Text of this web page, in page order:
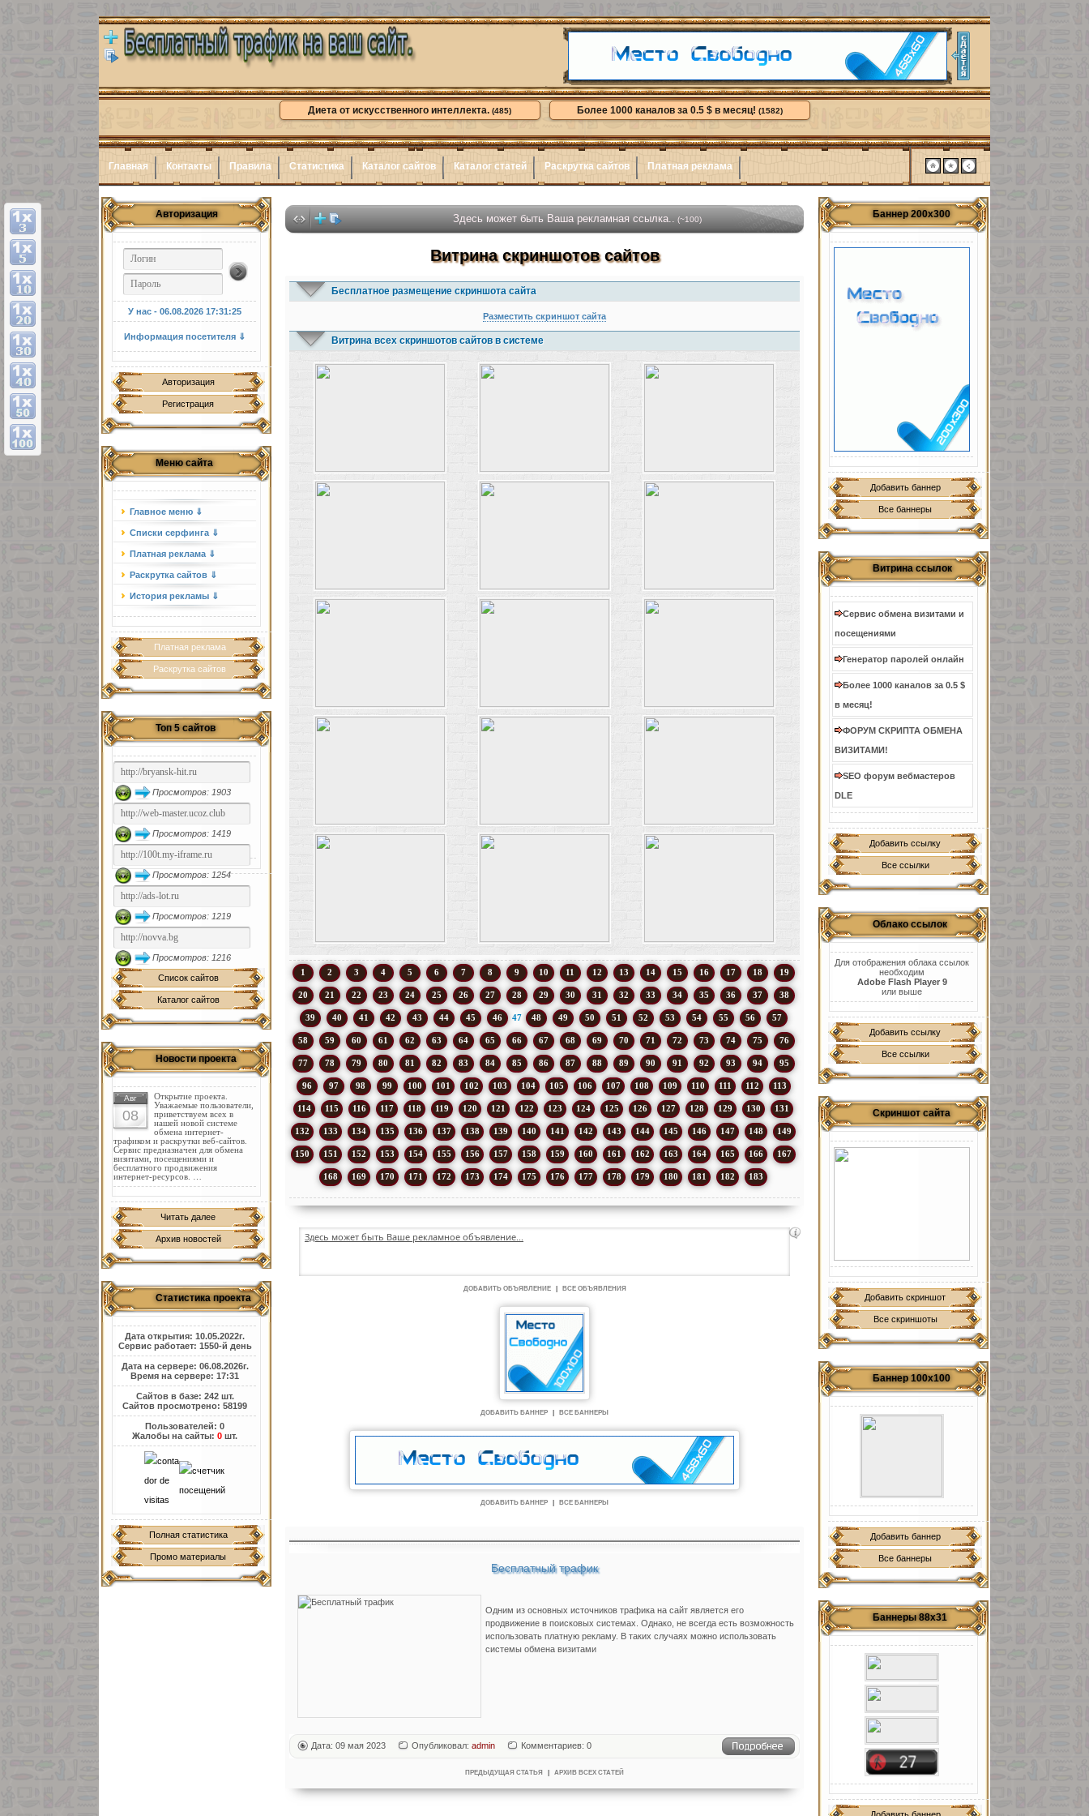
Диета от искусственного интеллекта. (485) Более 1000 каналов за 0.5 $ в месяц! (1582)
Главная Контакты Правила Статистика Каталог сайтов Каталог статей Раскрутка сайтов Платная реклама
Авторизация
У нас - 06.08.202617:31:26
Информация посетителя ⇓
Авторизация
Регистрация
Меню сайта
Главное меню ⇓
Списки серфинга ⇓
Платная реклама ⇓
Раскрутка сайтов ⇓
История рекламы ⇓
Платная реклама
Раскрутка сайтов
Топ 5 сайтов
Просмотров: 1903
Просмотров: 1419
Просмотров: 1254
Просмотров: 1219
Просмотров: 1216
Список сайтов
Каталог сайтов
Новости проекта
Авг
08
Открытие проекта.
Уважаемые пользователи,
приветствуем всех в
нашей новой системе
обмена интернет-
трафиком и раскрутки веб-сайтов.
Сервис предназначен для обмена
визитами, посещениями и
бесплатного продвижения
интернет-ресурсов. …
Читать далее
Архив новостей
Статистика проекта
Дата открытия: 10.05.2022г.
Сервис работает: 1550-й день
Дата на сервере: 06.08.2026г.
Время на сервере: 17:31
Сайтов в базе: 242 шт.
Сайтов просмотрено: 58199
Пользователей: 0
Жалобы на сайты:0 шт.
Полная статистика
Промо материалы
Баннер 200х300
Добавить баннер
Все баннеры
Витрина ссылок
Сервис обмена визитами и
посещениями
Генератор паролей онлайн
Более 1000 каналов за 0.5 $
в месяц!
ФОРУМ СКРИПТА ОБМЕНА
ВИЗИТАМИ!
SEO форум вебмастеров
DLE
Добавить ссылку
Все ссылки
Облако ссылок
Для отображения облака ссылок
необходим
Adobe Flash Player 9
или выше
Добавить ссылку
Все ссылки
Скриншот сайта
Добавить скриншот
Все скриншоты
Баннер 100х100
Добавить баннер
Все баннеры
Баннеры 88х31
Здесь может быть Ваша рекламная ссылка..(~100)
Витрина скриншотов сайтов
Бесплатное размещение скриншота сайта
Разместить скриншот сайта
Витрина всех скриншотов сайтов в системе
1 2 3 4 5 6 7 8 9 10 11 12 13 14 15 16 17 18 19
20 21 22 23 24 25 26 27 28 29 30 31 32 33 34 35 36 37 38
39 40 41 42 43 44 45 46 47 48 49 50 51 52 53 54 55 56 57
58 59 60 61 62 63 64 65 66 67 68 69 70 71 72 73 74 75 76
77 78 79 80 81 82 83 84 85 86 87 88 89 90 91 92 93 94 95
96 97 98 99 100 101 102 103 104 105 106 107 108 109 110 111 112 113
114 115 116 117 118 119 120 121 122 123 124 125 126 127 128 129 130 131
132 133 134 135 136 137 138 139 140 141 142 143 144 145 146 147 148 149
150 151 152 153 154 155 156 157 158 159 160 161 162 163 164 165 166 167
168 169 170 171 172 173 174 175 176 177 178 179 180 181 182 183
Здесь может быть Ваше рекламное объявление...
ДОБАВИТЬ ОБЪЯВЛЕНИЕ ВСЕ ОБЪЯВЛЕНИЯ
ДОБАВИТЬ БАННЕР ВСЕ БАННЕРЫ
ДОБАВИТЬ БАННЕР ВСЕ БАННЕРЫ
Бесплатный трафик
Одним из основных источников трафика на сайт является его
продвижение в поисковых системах. Однако, не всегда есть возможность
использовать платную рекламу. В таких случаях можно использовать
системы обмена визитами
Дата: 09 мая 2023 Опубликовал: admin Комментариев: 0
ПРЕДЫДУЩАЯ СТАТЬЯ АРХИВ ВСЕХ СТАТЕЙ